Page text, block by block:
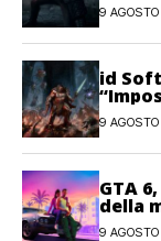
9
id
9
GTA
della
player
9